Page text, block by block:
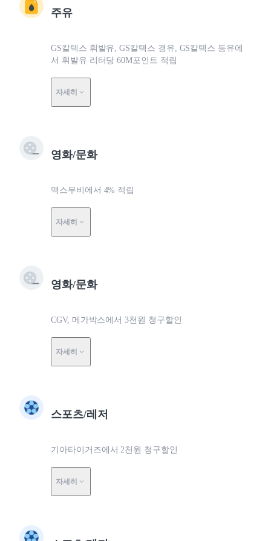
주유
GS칼텍스 휘발유, GS칼텍스 경유, GS칼텍스 등유에
서 휘발유 리터당 60M포인트 적립
자세히
영화/문화
맥스무비에서 4% 적립
자세히
영화/문화
CGV, 메가박스에서 3천원 청구할인
자세히
스포츠/레저
기아타이거즈에서 2천원 청구할인
자세히